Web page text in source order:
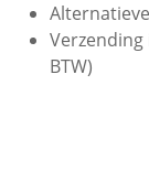
Verzending
BTW)